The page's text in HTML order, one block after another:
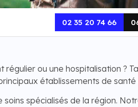
02 35 20 74 66
ou une hospitalisation ?
établissements de
spécialisés de la région.